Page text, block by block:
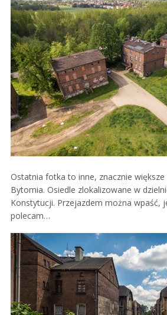
Ostatnia fotka to inne, znacznie
Bytomia. Osiedle zlokalizowane w
Konstytucji. Przejazdem można wpaść,
polecam…